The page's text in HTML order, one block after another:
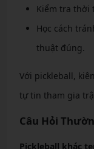
Kiểm tra thời
Học cách
thuật đúng.
Với pickleball,
tự tin tham gia
Câu Hỏi
Pickleball khác